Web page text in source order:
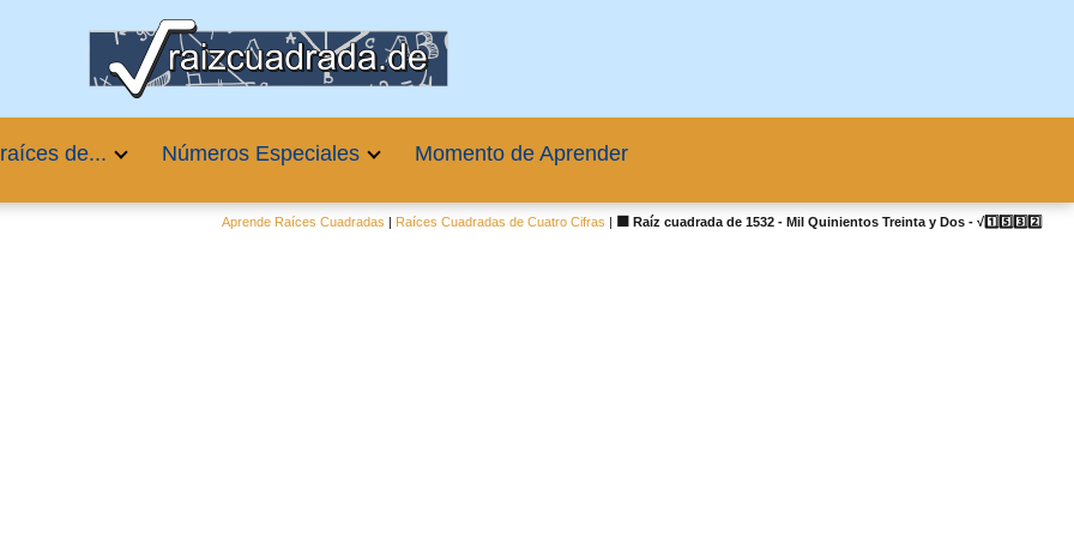
de... Números Especiales Momento de Aprender
Aprende Raíces Cuadradas | Raíces Cuadradas de Cuatro Cifras | 🟦 Raíz cuadrada de 1532 - Mil Quinientos Treinta y Dos - √1️⃣5️⃣3️⃣2️⃣